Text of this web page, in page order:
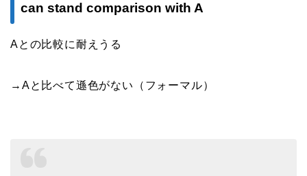
can stand comparison with A
Aとの比較に耐えうる
→Aと比べて遜色がない（フォーマル）